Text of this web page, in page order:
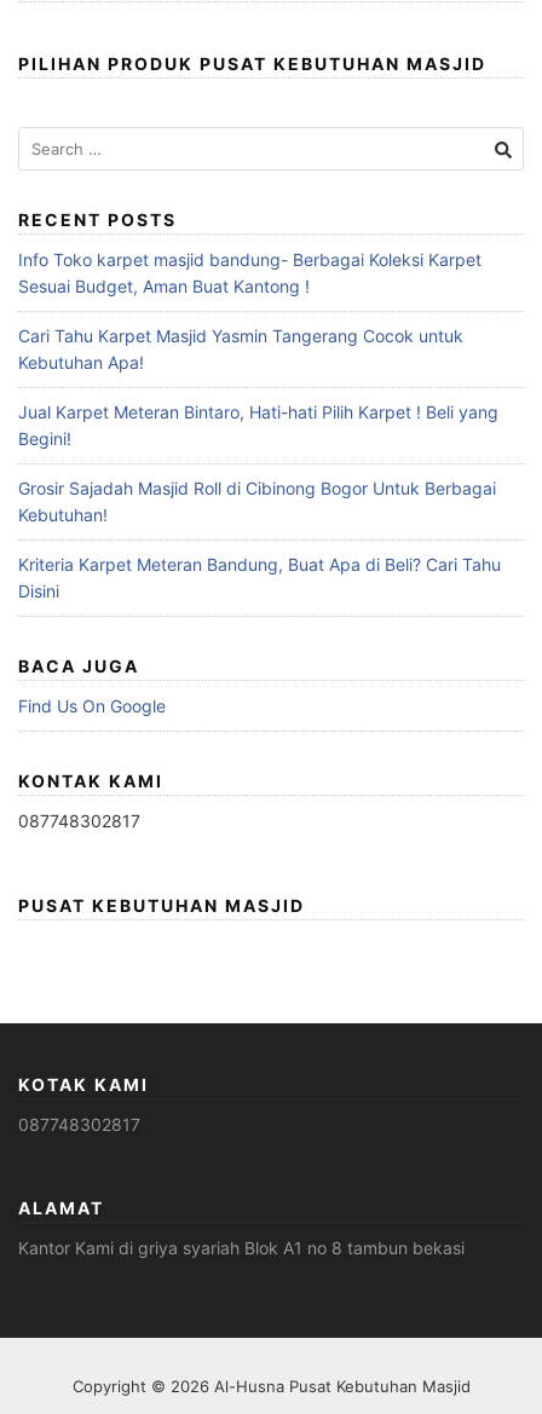
PILIHAN PRODUK PUSAT KEBUTUHAN MASJID
RECENT POSTS
Info Toko karpet masjid bandung- Berbagai Koleksi Karpet
Sesuai Budget, Aman Buat Kantong !
Cari Tahu Karpet Masjid Yasmin Tangerang Cocok untuk
Kebutuhan Apa!
Jual Karpet Meteran Bintaro, Hati-hati Pilih Karpet ! Beli yang
Begini!
Grosir Sajadah Masjid Roll di Cibinong Bogor Untuk Berbagai
Kebutuhan!
Kriteria Karpet Meteran Bandung, Buat Apa di Beli? Cari Tahu
Disini
BACA JUGA
Find Us On Google
KONTAK KAMI
087748302817
PUSAT KEBUTUHAN MASJID
KOTAK KAMI
087748302817
ALAMAT
Kantor Kami di griya syariah Blok A1 no 8 tambun bekasi
Copyright © 2026 Al-Husna Pusat Kebutuhan Masjid